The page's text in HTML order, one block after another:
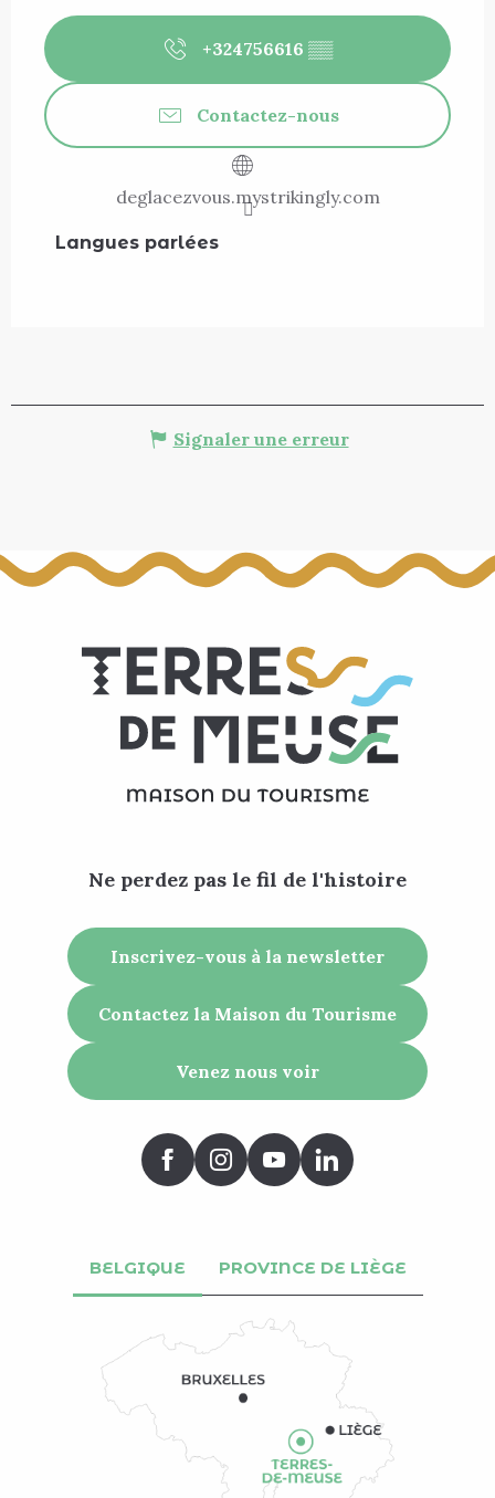
+324756616 ▒▒
Contactez-nous
deglacezvous.mystrikingly.com
Langues parlées
Langues parlées
Signaler une erreur
Ne perdez pas le fil de l'histoire
Inscrivez-vous à la newsletter
Contactez la Maison du Tourisme
Venez nous voir
BELGIQUE PROVINCE DE LIÈGE